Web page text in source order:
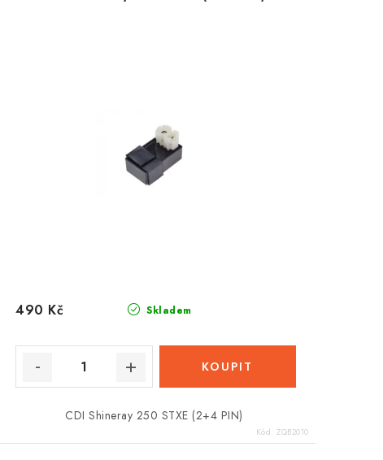
Skladem
490 Kč
CDI Shineray 250 STXE (2+4 PIN)
Kód:ZQB2010